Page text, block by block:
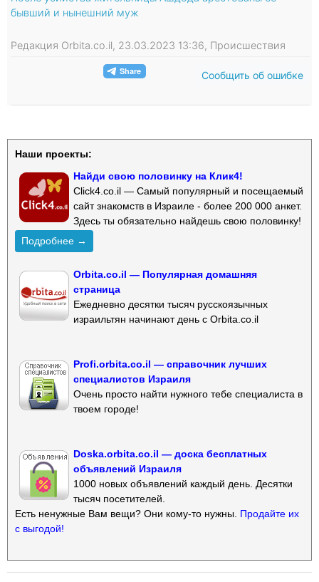
бывший и нынешний муж
Редакция Orbita.co.il, 23.03.2023 13:36, Происшествия
Сообщить об ошибке
Наши проекты:
Найди свою половинку на Клик4!
Click4.co.il — Самый популярный и посещаемый
сайт знакомств в Израиле - более 200 000 анкет.
Здесь ты обязательно найдешь свою половинку!
Подробнее →
Orbita.co.il — Популярная домашняя
страница
Ежедневно десятки тысяч русскоязычных
израильтян начинают день с Orbita.co.il
Profi.orbita.co.il — справочник лучших
специалистов Израиля
Очень просто найти нужного тебе специалиста в
твоем городе!
Doska.orbita.co.il — доска бесплатных
объявлений Израиля
1000 новых объявлений каждый день. Десятки
тысяч посетителей.
Есть ненужные Вам вещи? Они кому-то нужны. Продайте их
с выгодой!